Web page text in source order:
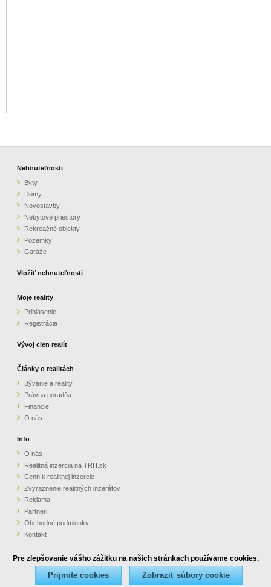
Nehnuteľnosti
Byty
Domy
Novostavby
Nebytové priestory
Rekreačné objekty
Pozemky
Garáže
Vložiť nehnuteľnosti
Moje reality
Prihlásenie
Registrácia
Vývoj cien realít
Články o realitách
Bývanie a reality
Právna poradňa
Financie
O nás
Info
O nás
Realitná inzercia na TRH.sk
Cenník realitnej inzercie
Zvýraznenie realitných inzerátov
Reklama
Partneri
Obchodné podmienky
Kontakt
Copyright © 1998 - 2026 www.trh.sk - Kompletný TRH nehnuteľností
Pre zlepšovanie vášho zážitku na našich stránkach používame cookies.